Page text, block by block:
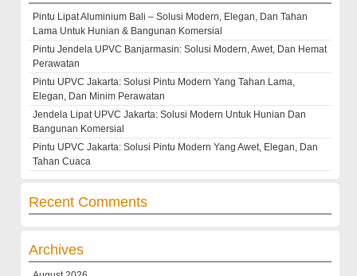
Pintu Lipat Aluminium Bali – Solusi Modern, Elegan, Dan Tahan
Lama Untuk Hunian & Bangunan Komersial
Pintu Jendela UPVC Banjarmasin: Solusi Modern, Awet, Dan Hemat
Perawatan
Pintu UPVC Jakarta: Solusi Pintu Modern Yang Tahan Lama,
Elegan, Dan Minim Perawatan
Jendela Lipat UPVC Jakarta: Solusi Modern Untuk Hunian Dan
Bangunan Komersial
Pintu UPVC Jakarta: Solusi Pintu Modern Yang Awet, Elegan, Dan
Tahan Cuaca
Recent Comments
Archives